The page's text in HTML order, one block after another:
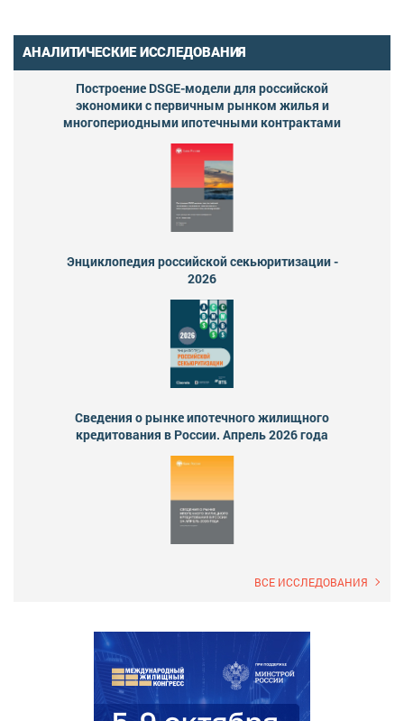
АНАЛИТИЧЕСКИЕ ИССЛЕДОВАНИЯ
Построение DSGE-модели для российской
экономики с первичным рынком жилья и
многопериодными ипотечными контрактами
Энциклопедия российской секьюритизации -
2026
Сведения о рынке ипотечного жилищного
кредитования в России. Апрель 2026 года
ВСЕ ИССЛЕДОВАНИЯ